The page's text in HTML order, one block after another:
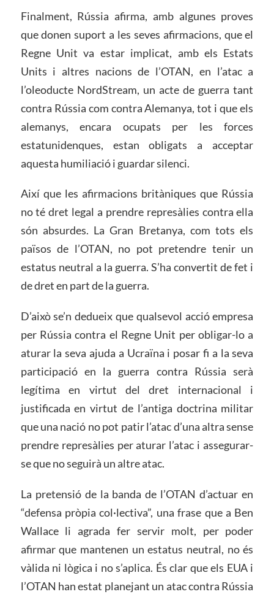
Finalment, Rússia afirma, amb algunes proves
que donen suport a les seves afirmacions, que el
Regne Unit va estar implicat, amb els Estats
Units i altres nacions de l’OTAN, en l’atac a
l’oleoducte NordStream, un acte de guerra tant
contra Rússia com contra Alemanya, tot i que els
alemanys, encara ocupats per les forces
estatunidenques, estan obligats a acceptar
aquesta humiliació i guardar silenci.
Així que les afirmacions britàniques que Rússia
no té dret legal a prendre represàlies contra ella
són absurdes. La Gran Bretanya, com tots els
països de l’OTAN, no pot pretendre tenir un
estatus neutral a la guerra. S’ha convertit de fet i
de dret en part de la guerra.
D’això se’n dedueix que qualsevol acció empresa
per Rússia contra el Regne Unit per obligar-lo a
aturar la seva ajuda a Ucraïna i posar fi a la seva
participació en la guerra contra Rússia serà
legítima en virtut del dret internacional i
justificada en virtut de l’antiga doctrina militar
que una nació no pot patir l’atac d’una altra sense
prendre represàlies per aturar l’atac i assegurar-
se que no seguirà un altre atac.
La pretensió de la banda de l’OTAN d’actuar en
“defensa pròpia col·lectiva”, una frase que a Ben
Wallace li agrada fer servir molt, per poder
afirmar que mantenen un estatus neutral, no és
vàlida ni lògica i no s’aplica. És clar que els EUA i
l’OTAN han estat planejant un atac contra Rússia